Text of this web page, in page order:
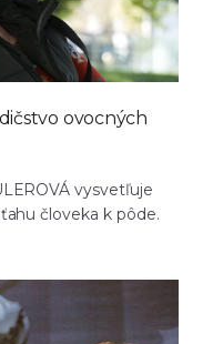
ovocných
vysvetľuje
človeka k pôde.